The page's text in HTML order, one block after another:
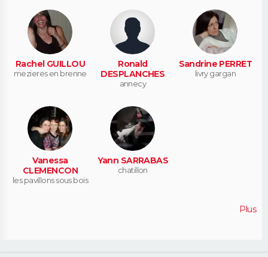
Rachel GUILLOU
mezieres en brenne
Ronald
DESPLANCHES
annecy
Sandrine PERRET
livry gargan
Vanessa
CLEMENCON
les pavillons sous bois
Yann SARRABAS
chatillon
Plus